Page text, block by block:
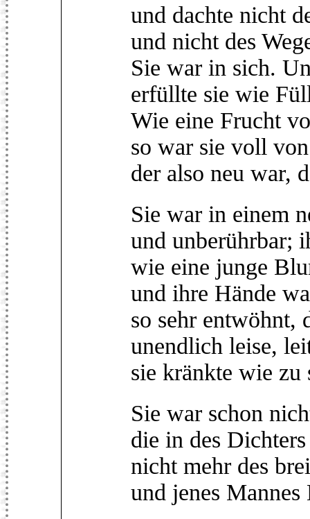
und dachte nicht
und nicht des
Sie war in sich.
erfüllte sie wie
Wie eine Frucht
so war sie voll
der also neu war,
Sie war in einem
und unberührbar;
wie eine junge
und ihre Hände
so sehr entwöhnt,
unendlich leise,
sie kränkte wie zu
Sie war schon
die in des
nicht mehr des
und jenes